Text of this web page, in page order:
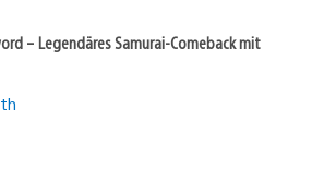
– Legendäres Samurai-Comeback mit